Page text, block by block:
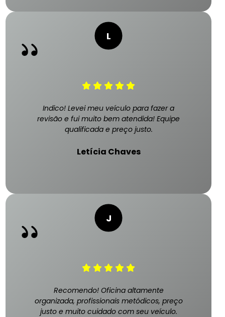
Indico! Levei meu veículo para fazer a
revisão e fui muito bem atendida! Equipe
qualificada e preço justo.
Letícia Chaves
Recomendo! Oficina altamente
organizada, profissionais metódicos, preço
justo e muito cuidado com seu veículo.